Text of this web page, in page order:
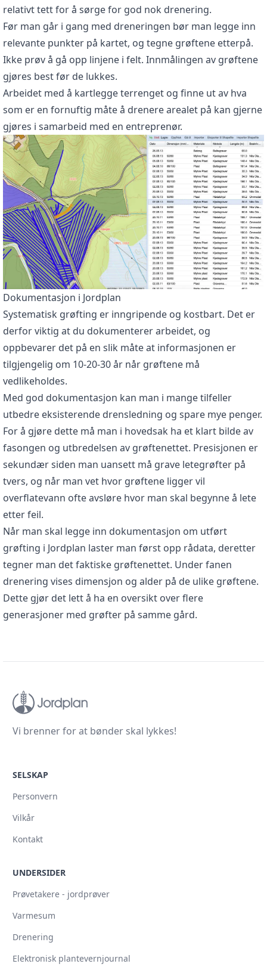
relativt tett for å sørge for god nok drenering.
Før man går i gang med dreneringen bør man legge inn
relevante punkter på kartet, og tegne grøftene etterpå.
Ikke prøv å gå opp linjene i felt. Innmålingen av grøftene
gjøres best før de lukkes.
Arbeidet med å kartlegge terrenget og finne ut av hva
som er en fornuftig måte å drenere arealet på kan gjerne
gjøres i samarbeid med en entreprenør.
Dokumentasjon i Jordplan
Systematisk grøfting er inngripende og kostbart. Det er
derfor viktig at du dokumenterer arbeidet, og
oppbevarer det på en slik måte at informasjonen er
tilgjengelig om 10-20-30 år når grøftene må
vedlikeholdes.
Med god dokumentasjon kan man i mange tilfeller
utbedre eksisterende drensledning og spare mye penger.
For å gjøre dette må man i hovedsak ha et klart bilde av
fasongen og utbredelsen av grøftenettet. Presisjonen er
sekundær siden man uansett må grave letegrøfter på
tvers, og når man vet hvor grøftene ligger vil
overflatevann ofte avsløre hvor man skal begynne å lete
etter feil.
Når man skal legge inn dokumentasjon om utført
grøfting i Jordplan laster man først opp rådata, deretter
tegner man det faktiske grøftenettet. Under fanen
drenering vises dimensjon og alder på de ulike grøftene.
Dette gjør det lett å ha en oversikt over flere
generasjoner med grøfter på samme gård.
Vi brenner for at bønder skal lykkes!
SELSKAP
Personvern
Vilkår
Kontakt
UNDERSIDER
Prøvetakere - jordprøver
Varmesum
Drenering
Elektronisk plantevernjournal